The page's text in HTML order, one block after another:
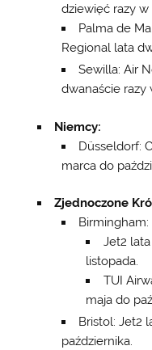
dziewięć razy w
Palma de
Regional lata
Sewilla: Air
dwanaście razy
Niemcy:
Düsseldorf:
marca do
Zjednoczone
Birmingham:
Jet2
listopada.
TUI
maja do
Bristol: Jet2
października.